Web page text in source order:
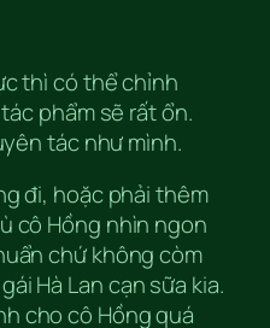
thì có thể chỉnh
phẩm sẽ rất ổn.
tác như mình.
đi, hoặc phải thêm
cô Hồng nhìn ngon
chứ không còm
Hà Lan cạn sữa kia.
cho cô Hồng quá